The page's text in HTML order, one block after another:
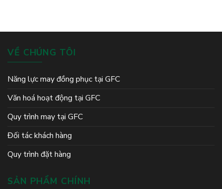
VỀ CHÚNG TÔI
Năng lực may đồng phục tại GFC
Văn hoá hoạt động tại GFC
Quy trình may tại GFC
Đối tác khách hàng
Quy trình đặt hàng
SẢN PHẨM CHÍNH